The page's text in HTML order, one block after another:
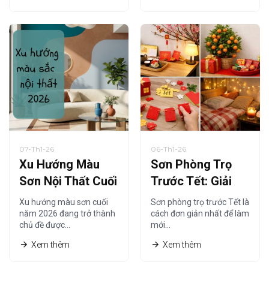
07-Th1-26
Xu Hướng Màu
Sơn Nội Thất Cuối
Năm 2026 Được
Ưa Chuộng Nhất
Xu hướng màu sơn cuối
năm 2026 đang trở thành
chủ đề được…
Xem thêm
06-Th1-26
Sơn Phòng Trọ
Trước Tết: Giải
Pháp Nhanh –
Gọn – Tiết Kiệm
Sơn phòng trọ trước Tết là
cách đơn giản nhất để làm
mới…
Xem thêm